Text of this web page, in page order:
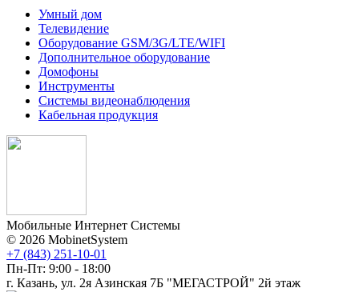
Умный дом
Телевидение
Оборудование GSM/3G/LTE/WIFI
Дополнитeльное оборудование
Домофоны
Инструменты
Системы видеонаблюдения
Кабельная продукция
Мобильные Интернет Системы
© 2026 MobinetSystem
+7 (843) 251-10-01
Пн-Пт: 9:00 - 18:00
г. Казань, ул. 2я Азинская 7Б "МЕГАСТРОЙ" 2й этаж